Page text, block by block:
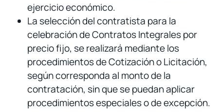
ejercicio económico.
La selección del contratista para la
celebración de Contratos Integrales por
precio fijo, se realizará mediante los
procedimientos de Cotización o Licitación,
según corresponda al monto de la
contratación, sin que se puedan aplicar
procedimientos especiales o de excepción.